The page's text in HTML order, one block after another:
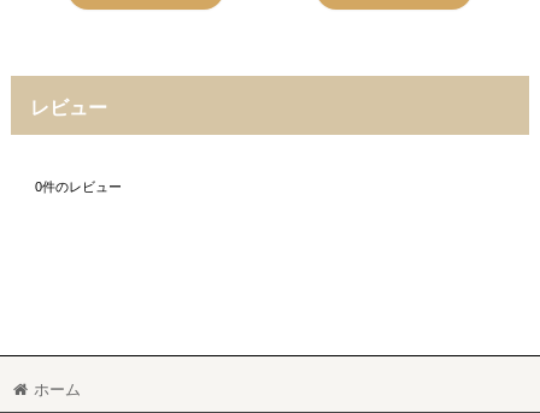
レビュー
0件のレビュー
ホーム